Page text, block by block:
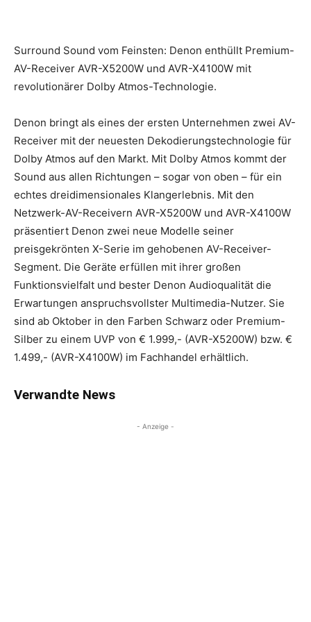
Surround Sound vom Feinsten: Denon enthüllt Premium-
AV-Receiver AVR-X5200W und AVR-X4100W mit
revolutionärer Dolby Atmos-Technologie.
Denon bringt als eines der ersten Unternehmen zwei AV-
Receiver mit der neuesten Dekodierungstechnologie für
Dolby Atmos auf den Markt. Mit Dolby Atmos kommt der
Sound aus allen Richtungen – sogar von oben – für ein
echtes dreidimensionales Klangerlebnis. Mit den
Netzwerk-AV-Receivern AVR-X5200W und AVR-X4100W
präsentiert Denon zwei neue Modelle seiner
preisgekrönten X-Serie im gehobenen AV-Receiver-
Segment. Die Geräte erfüllen mit ihrer großen
Funktionsvielfalt und bester Denon Audioqualität die
Erwartungen anspruchsvollster Multimedia-Nutzer. Sie
sind ab Oktober in den Farben Schwarz oder Premium-
Silber zu einem UVP von € 1.999,- (AVR-X5200W) bzw. €
1.499,- (AVR-X4100W) im Fachhandel erhältlich.
Verwandte News
- Anzeige -